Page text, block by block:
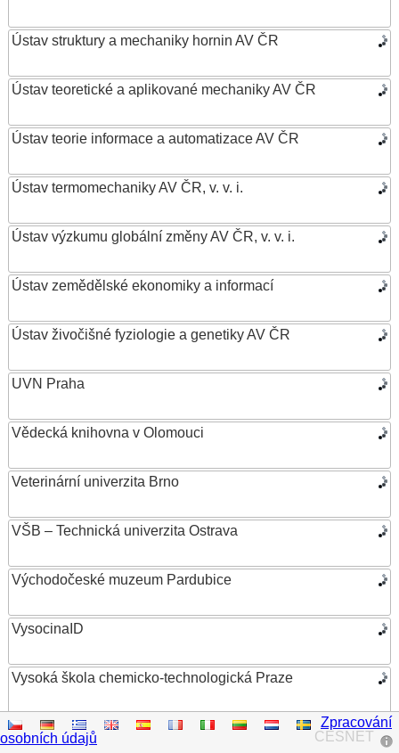
Ústav struktury a mechaniky hornin AV ČR
Ústav teoretické a aplikované mechaniky AV ČR
Ústav teorie informace a automatizace AV ČR
Ústav termomechaniky AV ČR, v. v. i.
Ústav výzkumu globální změny AV ČR, v. v. i.
Ústav zemědělské ekonomiky a informací
Ústav živočišné fyziologie a genetiky AV ČR
UVN Praha
Vědecká knihovna v Olomouci
Veterinární univerzita Brno
VŠB – Technická univerzita Ostrava
Východočeské muzeum Pardubice
VysocinaID
Vysoká škola chemicko-technologická Praze
Vysoká škola ekonomická v Praze
CESNET
Zpracování
osobních údajů